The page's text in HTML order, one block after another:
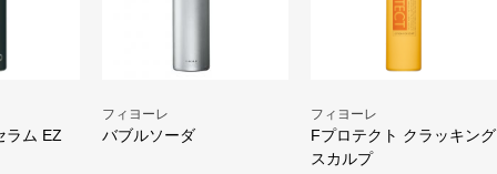
ラム EZ
フィヨーレ
バブルソーダ
フィヨーレ
Fプロテクト クラッキング
スカルプ